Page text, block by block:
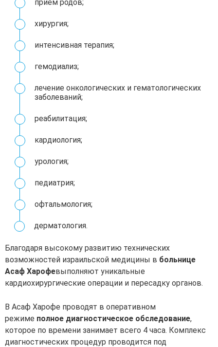
прием родов;
хирургия;
интенсивная терапия;
гемодиализ;
лечение онкологических и гематологических
заболеваний;
реабилитация;
кардиология;
урология;
педиатрия;
офтальмология;
дерматология.
Благодаря высокому развитию технических
возможностей израильской медицины в больнице
Асаф Харофевыполняют уникальные
кардиохирургические операции и пересадку органов.
В Асаф Харофе проводят в оперативном
режиме полное диагностическое обследование,
которое по времени занимает всего 4 часа. Комплекс
диагностических процедур проводится под